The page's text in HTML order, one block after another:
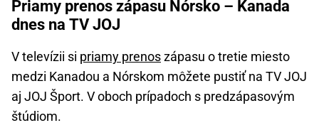
Priamy prenos zápasu Nórsko – Kanada
dnes na TV JOJ
V televízii si priamy prenoszápasu o tretie miesto
medzi Kanadou a Nórskom môžete pustiť na TV JOJ
aj JOJ Šport. V oboch prípadoch s predzápasovým
štúdiom.